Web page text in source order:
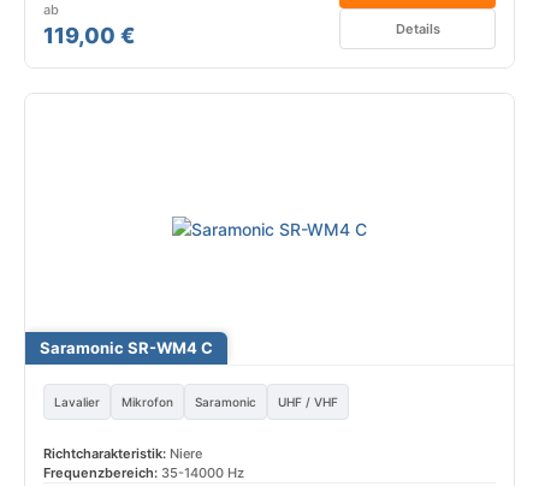
ab
119,00 € Details
Saramonic SR-WM4 C
Lavalier Mikrofon Saramonic UHF / VHF
Richtcharakteristik: Niere
Frequenzbereich: 35-14000 Hz